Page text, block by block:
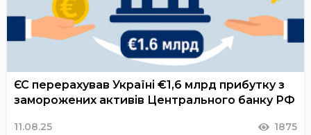
ЄС перерахував Україні €1,6 млрд прибутку з
заморожених активів Центрального банку РФ
11.08.25 1875